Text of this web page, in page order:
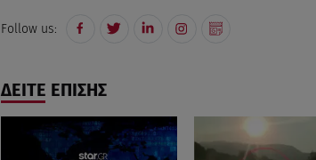
Follow us:
ΔΕΙΤΕ ΕΠΙΣΗΣ